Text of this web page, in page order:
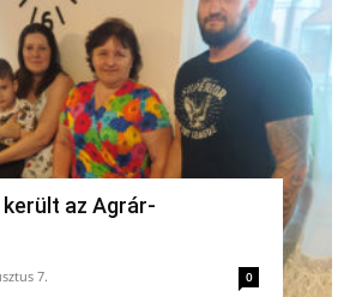
az Agrár-
7. 0